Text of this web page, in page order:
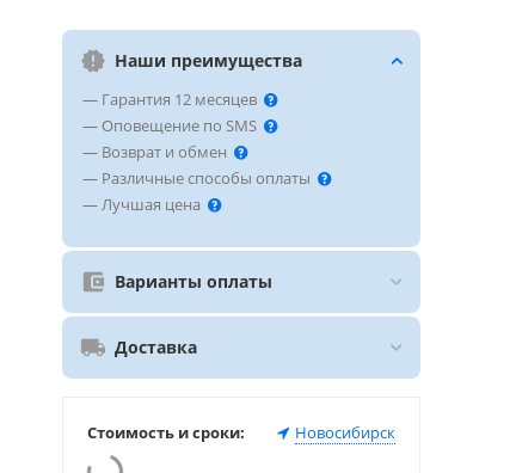
Наши преимущества
— Гарантия 12 месяцев
— Оповещение по SMS
— Возврат и обмен
— Различные способы оплаты
— Лучшая цена
Варианты оплаты
Доставка
Стоимость и сроки: Новосибирск